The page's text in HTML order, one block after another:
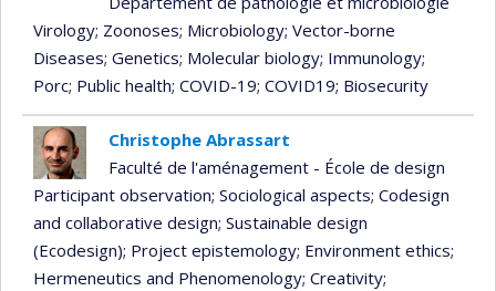
Virology; Zoonoses; Microbiology; Vector-borne
Diseases; Genetics; Molecular biology; Immunology;
Porc; Public health; COVID-19; COVID19; Biosecurity
Christophe Abrassart
Faculté de l'aménagement - École de design
Participant observation; Sociological aspects; Codesign
and collaborative design; Sustainable design
(Ecodesign); Project epistemology; Environment ethics;
Hermeneutics and Phenomenology; Creativity;